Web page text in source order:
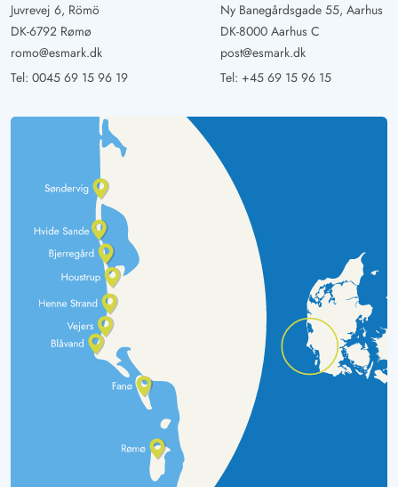
Juvrevej 6, Römö
DK-6792 Rømø
romo@esmark.dk
Tel: 0045 69 15 96 19
Ny Banegårdsgade 55, Aarhus
DK-8000 Aarhus C
post@esmark.dk
Tel: +45 69 15 96 15